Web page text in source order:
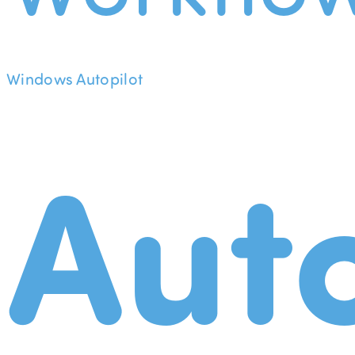
Windows Autopilot